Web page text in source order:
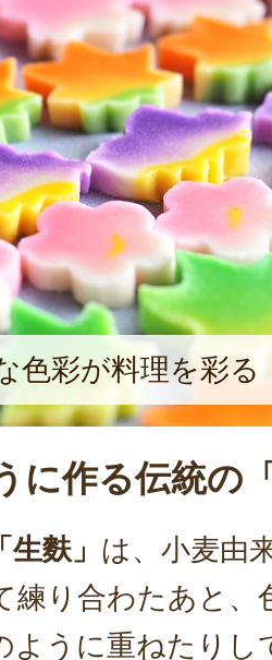
はニッチな商品、オ
、常に時代の変化
んでいる。「手作
品質が良い。香ば
に美味しいかどう
に向き合っている。
色彩が料理を彩る
に作る伝統の
麩」 は、小麦由
練り合わたあと、
ように重ねたりし